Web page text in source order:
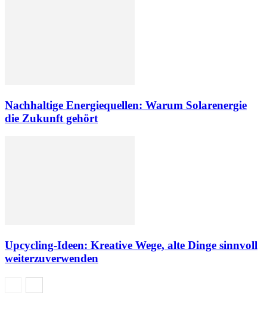
Nachhaltige Energiequellen: Warum Solarenergie
die Zukunft gehört
Upcycling-Ideen: Kreative Wege, alte Dinge sinnvoll
weiterzuverwenden